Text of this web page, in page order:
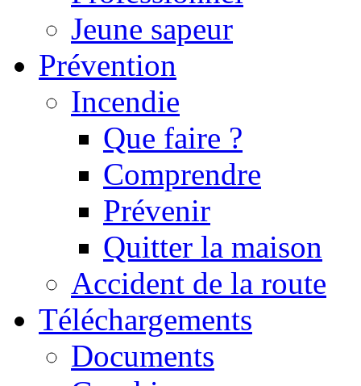
Jeune sapeur
Prévention
Incendie
Que faire ?
Comprendre
Prévenir
Quitter la maison
Accident de la route
Téléchargements
Documents